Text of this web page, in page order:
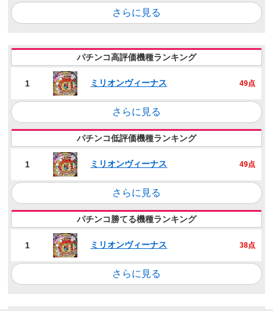
さらに見る
パチンコ高評価機種ランキング
1 ミリオンヴィーナス 49点
さらに見る
パチンコ低評価機種ランキング
1 ミリオンヴィーナス 49点
さらに見る
パチンコ勝てる機種ランキング
1 ミリオンヴィーナス 38点
さらに見る